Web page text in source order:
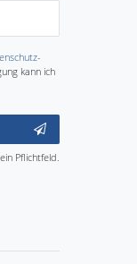
kann ich
Pflichtfeld.